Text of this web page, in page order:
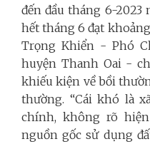
đến đầu tháng 6-2023
hết tháng 6 đạt
Trọng Khiển - Phó
huyện Thanh Oai -
khiếu kiện về bồi
thường. “Cái khó là
chính, không rõ
nguồn gốc sử dụng